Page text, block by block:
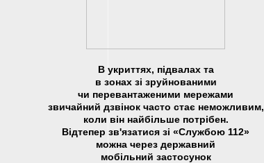
В укриттях, підвалах та
в зонах зі зруйнованими
чи перевантаженими мережами
звичайний дзвінок часто стає неможливим,
коли він найбільше потрібен.
Відтепер зв'язатися зі «Службою 112»
можна через державний
мобільний застосунок